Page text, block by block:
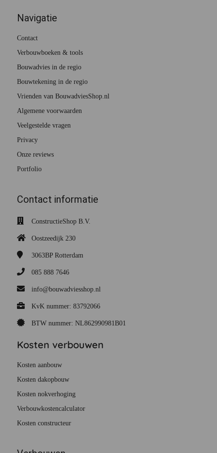
Navigatie
Contact
Verbouwboeken & tools
Bouwadvies in de regio
Bouwtekening in de regio
Vrienden van BouwadviesShop.nl
Algemene voorwaarden
Veelgestelde vragen
Privacy
Onze reviews
Portfolio
Contact informatie
ConstructieShop B.V.
Oostzeedijk 230
3063BP Rotterdam
085 888 7646
info@bouwadviesshop.nl
KvK nummer: 83792066
BTW nummer: NL862990981B01
Kosten verbouwen
Kosten aanbouw
Kosten dakopbouw
Kosten nokverhoging
Verbouwkostencalculator
Kosten constructeur